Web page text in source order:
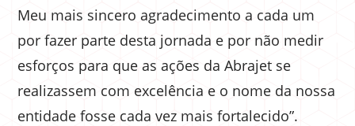
Meu mais sincero agradecimento a cada um
por fazer parte desta jornada e por não medir
esforços para que as ações da Abrajet se
realizassem com excelência e o nome da nossa
entidade fosse cada vez mais fortalecido”.